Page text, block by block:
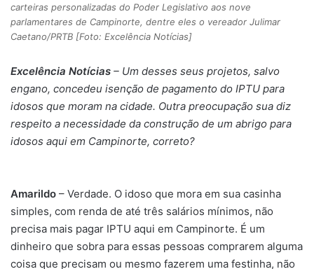
carteiras personalizadas do Poder Legislativo aos nove
parlamentares de Campinorte, dentre eles o vereador Julimar
Caetano/PRTB [Foto: Excelência Notícias]
Excelência Notícias – Um desses seus projetos, salvo
engano, concedeu isenção de pagamento do IPTU para
idosos que moram na cidade. Outra preocupação sua diz
respeito a necessidade da construção de um abrigo para
idosos aqui em Campinorte, correto?
Amarildo – Verdade. O idoso que mora em sua casinha
simples, com renda de até três salários mínimos, não
precisa mais pagar IPTU aqui em Campinorte. É um
dinheiro que sobra para essas pessoas comprarem alguma
coisa que precisam ou mesmo fazerem uma festinha, não